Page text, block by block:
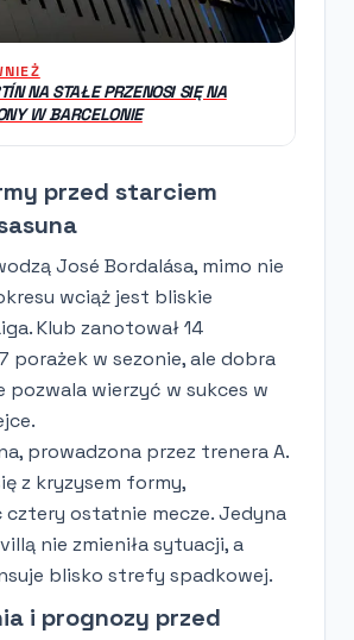
NA STAŁE PRZENOSI SIĘ NA
W BARCELONIE
przed starciem
José Bordalása, mimo nie
wciąż jest bliskie
Klub zanotował 14
porażek w sezonie, ale dobra
pozwala wierzyć w sukces w
prowadzona przez trenera A.
z kryzysem formy,
cztery ostatnie mecze. Jedyna
nie zmieniła sytuacji, a
blisko strefy spadkowej.
i prognozy przed